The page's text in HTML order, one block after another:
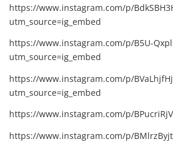
https://www.instagram.com/p/
utm_source=ig_embed
https://www.instagram.com/p/B5U-
utm_source=ig_embed
https://www.instagram.com/p/
utm_source=ig_embed
https://www.instagram.com/p/
https://www.instagram.com/p/